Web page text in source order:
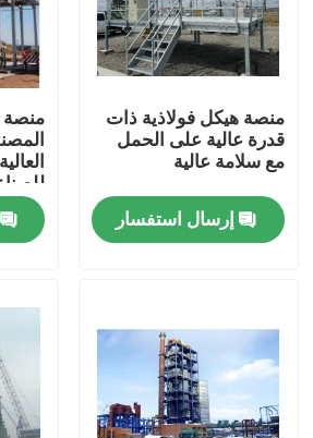
بيت
أشرطة فيديو
معلومات عنا
منصة هيكل فولاذية ذات
قدرة عالية على الحمل
مع سلامة عالية
إرسال استفسار
منصة